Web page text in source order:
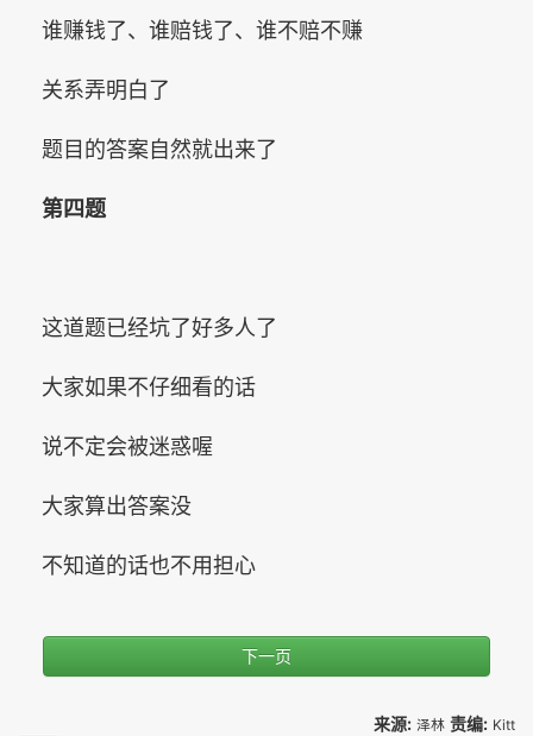
谁赚钱了、谁赔钱了、谁不赔不赚
关系弄明白了
题目的答案自然就出来了
第四题
这道题已经坑了好多人了
大家如果不仔细看的话
说不定会被迷惑喔
大家算出答案没
不知道的话也不用担心
下一页
来源: 泽林 责编: Kitt